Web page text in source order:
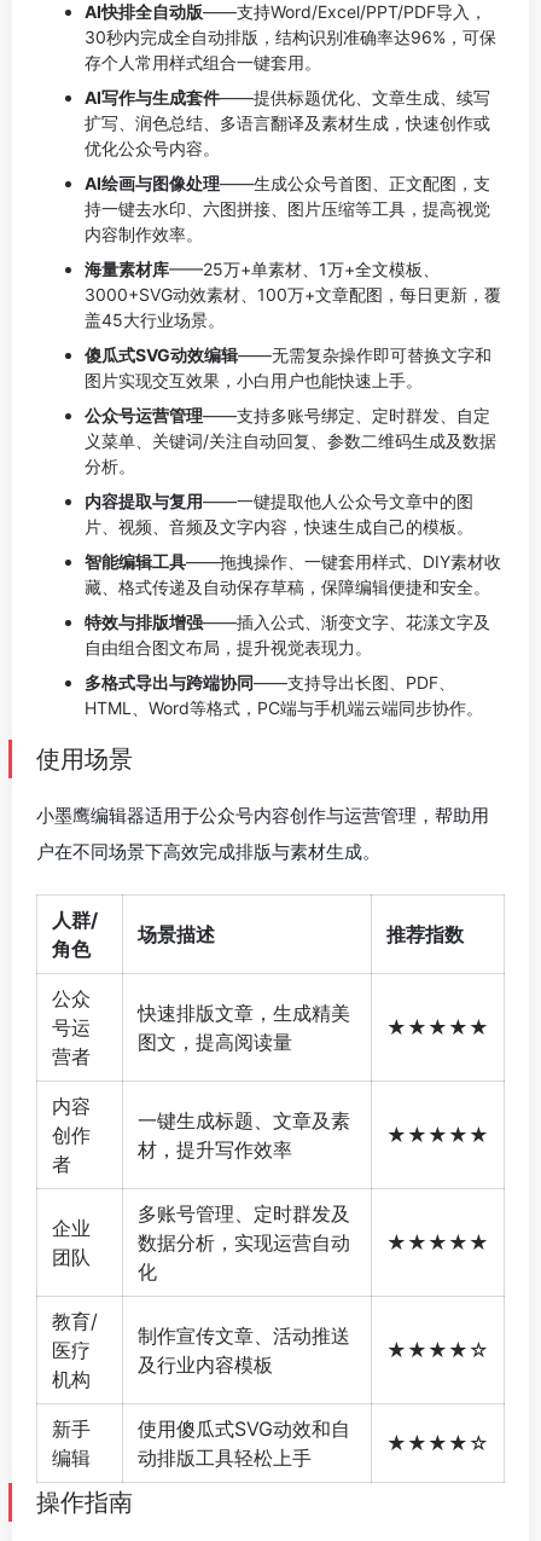
AI快排全自动版——支持Word/Excel/PPT/PDF导入，
30秒内完成全自动排版，结构识别准确率达96%，可保
存个人常用样式组合一键套用。
AI写作与生成套件——提供标题优化、文章生成、续写
扩写、润色总结、多语言翻译及素材生成，快速创作或
优化公众号内容。
AI绘画与图像处理——生成公众号首图、正文配图，支
持一键去水印、六图拼接、图片压缩等工具，提高视觉
内容制作效率。
海量素材库——25万+单素材、1万+全文模板、
3000+SVG动效素材、100万+文章配图，每日更新，覆
盖45大行业场景。
傻瓜式SVG动效编辑——无需复杂操作即可替换文字和
图片实现交互效果，小白用户也能快速上手。
公众号运营管理——支持多账号绑定、定时群发、自定
义菜单、关键词/关注自动回复、参数二维码生成及数据
分析。
内容提取与复用——一键提取他人公众号文章中的图
片、视频、音频及文字内容，快速生成自己的模板。
智能编辑工具——拖拽操作、一键套用样式、DIY素材收
藏、格式传递及自动保存草稿，保障编辑便捷和安全。
特效与排版增强——插入公式、渐变文字、花漾文字及
自由组合图文布局，提升视觉表现力。
多格式导出与跨端协同——支持导出长图、PDF、
HTML、Word等格式，PC端与手机端云端同步协作。
使用场景
小墨鹰编辑器适用于公众号内容创作与运营管理，帮助用
户在不同场景下高效完成排版与素材生成。
人群/
角色
场景描述 推荐指数
公众
号运
营者
快速排版文章，生成精美
图文，提高阅读量
★★★★★
内容
创作
者
一键生成标题、文章及素
材，提升写作效率
★★★★★
企业
团队
多账号管理、定时群发及
数据分析，实现运营自动
化
★★★★★
教育/
医疗
机构
制作宣传文章、活动推送
及行业内容模板
★★★★☆
新手
编辑
使用傻瓜式SVG动效和自
动排版工具轻松上手
★★★★☆
操作指南